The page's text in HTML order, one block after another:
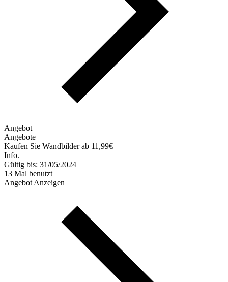
Angebot
Angebote
Kaufen Sie Wandbilder ab 11,99€
Info.
Gültig bis: 31/05/2024
13 Mal benutzt
Angebot Anzeigen